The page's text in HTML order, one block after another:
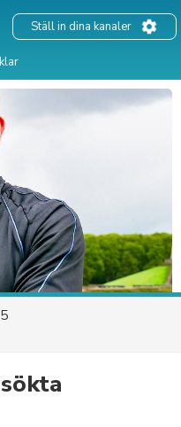
Ställ in dina kanaler